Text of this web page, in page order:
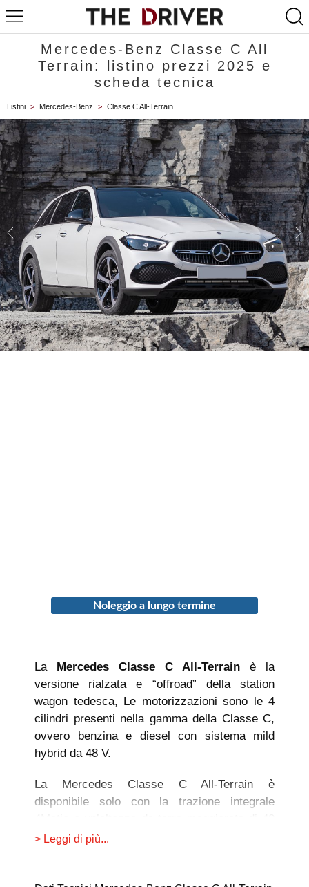
Mercedes-Benz Classe C All
Terrain: listino prezzi 2025 e
scheda tecnica
Listini > Mercedes-Benz > Classe C All-Terrain
Noleggio a lungo termine
La Mercedes Classe C All-Terrain è la
versione rialzata e “offroad” della station
wagon tedesca, Le motorizzazioni sono le 4
cilindri presenti nella gamma della Classe C,
ovvero benzina e diesel con sistema mild
hybrid da 48 V.
La Mercedes Classe C All-Terrain è
disponibile solo con la trazione integrale
mm rispetto alla station wagon standard. Ci
> Leggi di più...